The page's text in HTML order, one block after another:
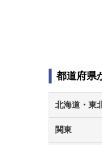
都道府県
北海道・ 東
関東